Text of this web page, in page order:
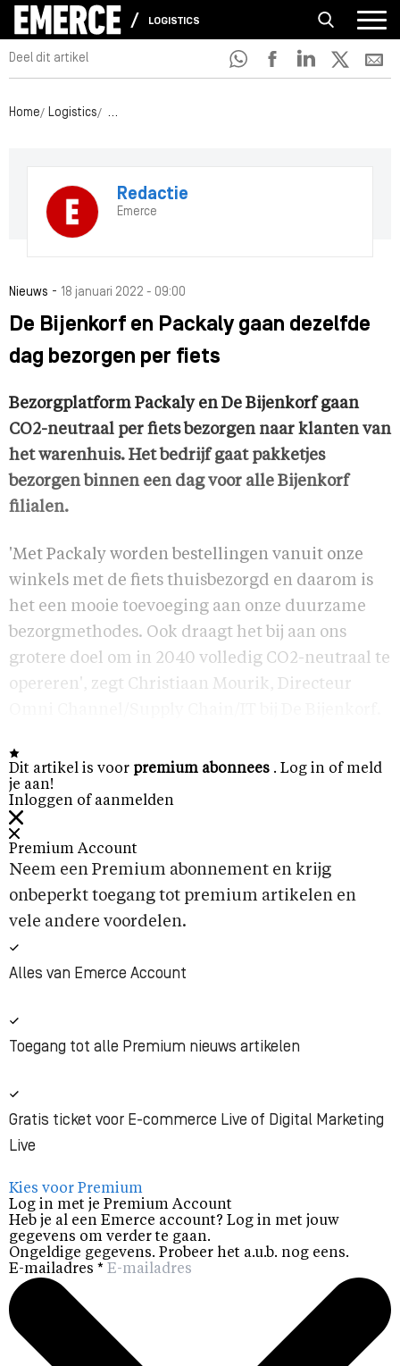
LOGISTICS
Deel dit artikel
Home Logistics De Bijenkorf en Packaly gaan dezelfde dag
Redactie
Emerce
Nieuws - 18 januari 2022 - 09:00
De Bijenkorf en Packaly gaan dezelfde
dag bezorgen per fiets
Bezorgplatform Packaly en De Bijenkorf gaan
CO2-neutraal per fiets bezorgen naar klanten van
het warenhuis. Het bedrijf gaat pakketjes
bezorgen binnen een dag voor alle Bijenkorf
filialen.
'Met Packaly worden bestellingen vanuit onze
winkels met de fiets thuisbezorgd en daarom is
het een mooie toevoeging aan onze duurzame
bezorgmethodes. Ook draagt het bij aan ons
grotere doel om in 2040 volledig CO2-neutraal te
opereren', zegt Christiaan Mourik, Directeur
Dit artikel is voor premium abonnees . Log in of meld
je aan!
Inloggen of aanmelden
Premium Account
Neem een Premium abonnement en krijg
onbeperkt toegang tot premium artikelen en
vele andere voordelen.
Alles van Emerce Account
Toegang tot alle Premium nieuws artikelen
Gratis ticket voor E-commerce Live of Digital Marketing
Live
Kies voor Premium
Log in met je Premium Account
Heb je al een Emerce account? Log in met jouw
gegevens om verder te gaan.
Ongeldige gegevens. Probeer het a.u.b. nog eens.
E-mailadres *